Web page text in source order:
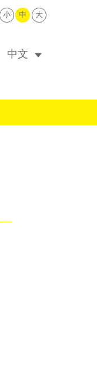
小 中 大